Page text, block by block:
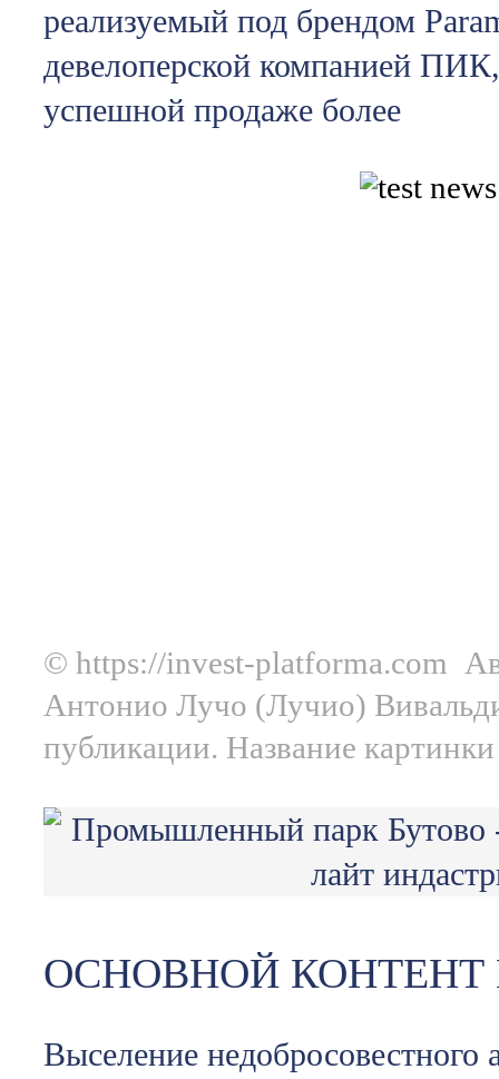
реализуемый под брендом
девелоперской компанией
успешной продаже более
©️ https://invest-platforma.com
Антонио Лучо (Лучио)
публикации. Название картинки
ОСНОВНОЙ КОНТЕНТ
Выселение недобросовестного